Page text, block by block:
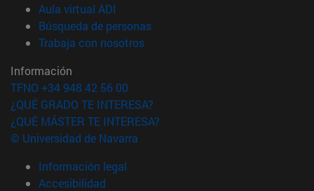
Aula virtual ADI
Búsqueda de personas(abre en nueva ventana)
Trabaja con nosotros(abre en nueva ventana)
Información
TFNO +34 948 42 56 00
¿QUÉ GRADO TE INTERESA?
¿QUÉ MÁSTER TE INTERESA?
© Universidad de Navarra
Información legal
Accesibilidad